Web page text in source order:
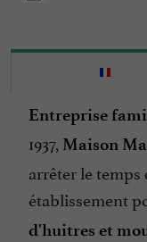
Entreprise
1937, Maison
arrêter le temps
établissement
d'huitres et